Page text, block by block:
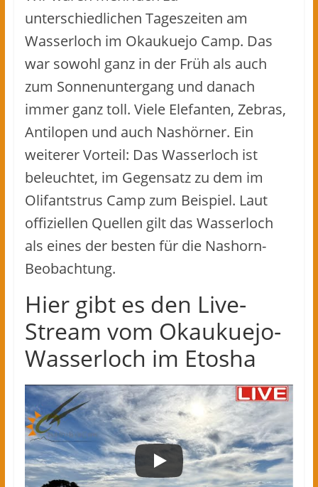
unterschiedlichen Tageszeiten am
Wasserloch im Okaukuejo Camp. Das
war sowohl ganz in der Früh als auch
zum Sonnenuntergang und danach
immer ganz toll. Viele Elefanten, Zebras,
Antilopen und auch Nashörner. Ein
weiterer Vorteil: Das Wasserloch ist
beleuchtet, im Gegensatz zu dem im
Olifantstrus Camp zum Beispiel. Laut
offiziellen Quellen gilt das Wasserloch
als eines der besten für die Nashorn-
Beobachtung.
Hier gibt es den Live-
Stream vom Okaukuejo-
Wasserloch im Etosha